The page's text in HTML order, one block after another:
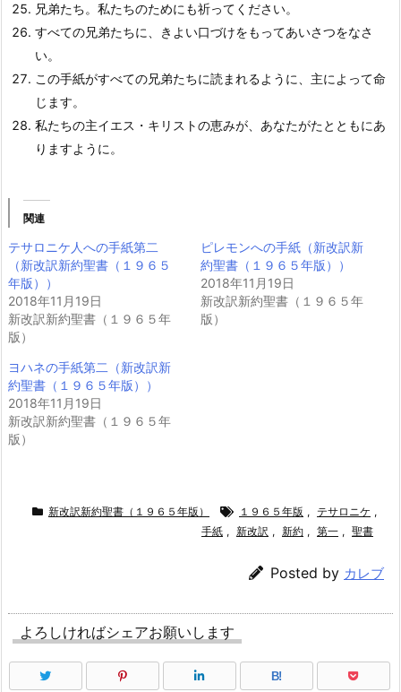
兄弟たち。私たちのためにも祈ってください。
すべての兄弟たちに、きよい口づけをもってあいさつをなさ
い。
この手紙がすべての兄弟たちに読まれるように、主によって命
じます。
私たちの主イエス・キリストの恵みが、あなたがたとともにあ
りますように。
関連
テサロニケ人への手紙第二
（新改訳新約聖書（１９６５
年版））
2018年11月19日
新改訳新約聖書（１９６５年
版）
ピレモンへの手紙（新改訳新
約聖書（１９６５年版））
2018年11月19日
新改訳新約聖書（１９６５年
版）
ヨハネの手紙第二（新改訳新
約聖書（１９６５年版））
2018年11月19日
新改訳新約聖書（１９６５年
版）
新改訳新約聖書（１９６５年版） １９６５年版 , テサロニケ ,
手紙 , 新改訳 , 新約 , 第一 , 聖書
Posted by カレブ
よろしければシェアお願いします
B!